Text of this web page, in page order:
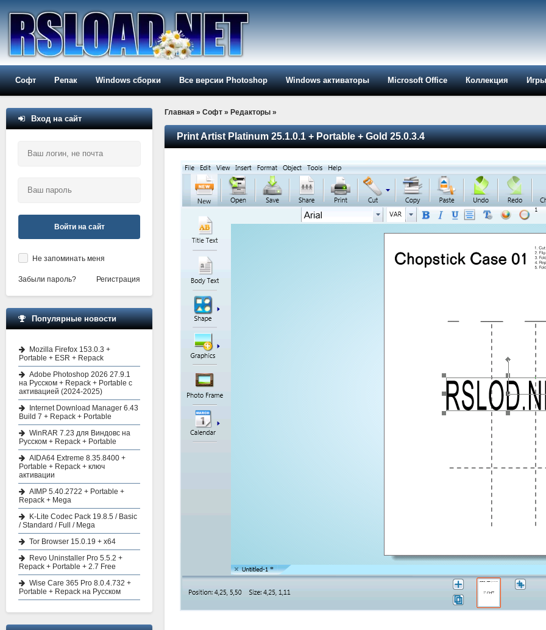
Софт Репак Windows сборки Все версии Photoshop Windows активаторы Microsoft Office Коллекция Игры
Главная » Софт » Редакторы »
Print Artist Platinum 25.1.0.1 + Portable + Gold 25.0.3.4
Вход на сайт
Войти на сайт
Не запоминать меня
Забыли пароль? Регистрация
Популярные новости
Mozilla Firefox 153.0.3 +
Portable + ESR + Repack
Adobe Photoshop 2026 27.9.1
на Русском + Repack + Portable с
активацией (2024-2025)
Internet Download Manager 6.43
Build 7 + Repack + Portable
WinRAR 7.23 для Виндовс на
Русском + Repack + Portable
AIDA64 Extreme 8.35.8400 +
Portable + Repack + ключ
активации
AIMP 5.40.2722 + Portable +
Repack + Mega
K-Lite Codec Pack 19.8.5 / Basic
/ Standard / Full / Mega
Tor Browser 15.0.19 + x64
Revo Uninstaller Pro 5.5.2 +
Repack + Portable + 2.7 Free
Wise Care 365 Pro 8.0.4.732 +
Portable + Repack на Русском